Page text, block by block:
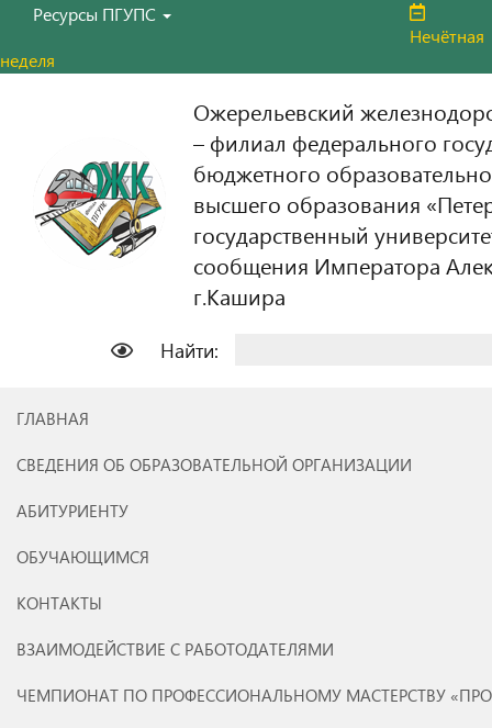
Ресурсы ПГУПС
Нечётная
неделя
Ожерельевский
– филиал федерального
бюджетного
высшего образования
государственный
сообщения Императора
г.Кашира
Найти:
ГЛАВНАЯ
СВЕДЕНИЯ ОБ ОБРАЗОВАТЕЛЬНОЙ ОРГАНИЗАЦИИ
АБИТУРИЕНТУ
ОБУЧАЮЩИМСЯ
КОНТАКТЫ
ВЗАИМОДЕЙСТВИЕ С РАБОТОДАТЕЛЯМИ
ЧЕМПИОНАТ ПО ПРОФЕССИОНАЛЬНОМУ МАСТЕРСТВУ